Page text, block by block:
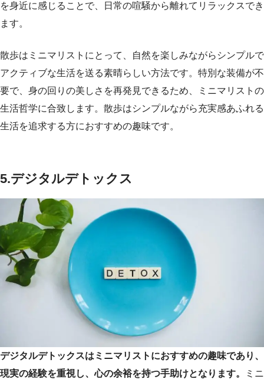
を身近に感じることで、日常の喧騒から離れてリラックスでき
ます。
散歩はミニマリストにとって、自然を楽しみながらシンプルで
アクティブな生活を送る素晴らしい方法です。特別な装備が不
要で、身の回りの美しさを再発見できるため、ミニマリストの
生活哲学に合致します。散歩はシンプルながら充実感あふれる
生活を追求する方におすすめの趣味です。
5.デジタルデトックス
デジタルデトックスはミニマリストにおすすめの趣味であり、
現実の経験を重視し、心の余裕を持つ手助けとなります。
ミニ